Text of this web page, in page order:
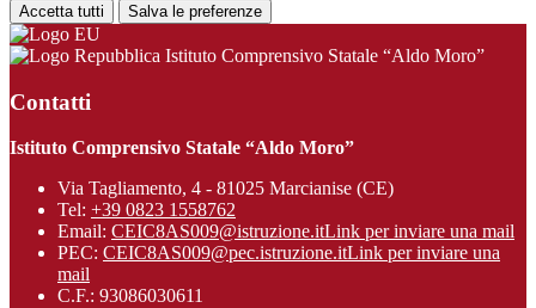
Accetta tutti Salva le preferenze
Istituto Comprensivo Statale “Aldo Moro”
Contatti
Istituto Comprensivo Statale “Aldo Moro”
Via Tagliamento, 4 - 81025 Marcianise (CE)
Tel: +39 0823 1558762
Email: CEIC8AS009@istruzione.itLink per inviare una mail
PEC: CEIC8AS009@pec.istruzione.itLink per inviare una
mail
C.F.: 93086030611